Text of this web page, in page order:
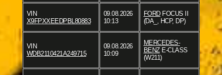
VIN
X9FPXXEEDPBL80883
09.08.2026
10:13
FORDFOCUS II
(DA_, HCP, DP)
VIN
WDB2110421A249715
09.08.2026
10:09
MERCEDES-
BENZE-CLASS
(W211)